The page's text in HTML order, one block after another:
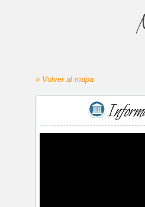
« Volver al mapa